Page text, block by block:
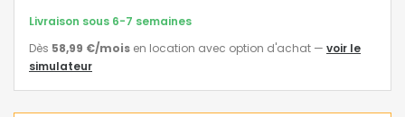
Livraison sous 6-7 semaines
Dès 58,99 €/mois en location avec option d'achat — voir le
simulateur